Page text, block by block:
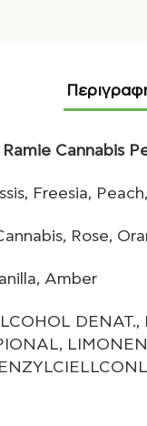
Cannabis
Freesia,
Rose,
Amber
DENAT.,